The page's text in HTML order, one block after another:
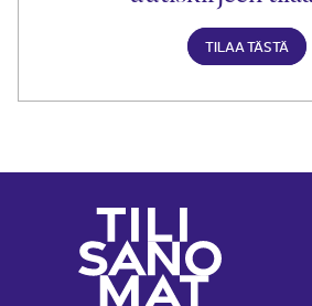
TILAA TÄSTÄ